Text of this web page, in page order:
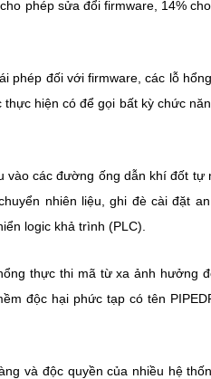
phép sửa đổi firmware, 14%
phép đối với firmware, các lỗ
hiện có để gọi bất kỳ chức
các đường ống dẫn khí đốt tự
nhiên liệu, ghi đè cài đặt an
logic khả trình (PLC).
thực thi mã từ xa ảnh hưởng
độc hại phức tạp có tên
và độc quyền của nhiều hệ